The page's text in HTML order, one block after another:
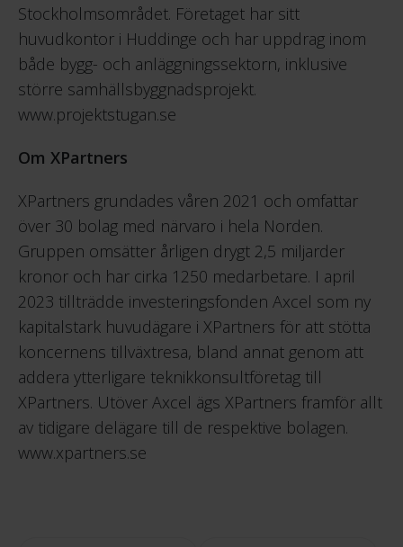
Stockholmsområdet. Företaget har sitt
huvudkontor i Huddinge och har uppdrag inom
både bygg- och anläggningssektorn, inklusive
större samhällsbyggnadsprojekt.
www.projektstugan.se
Om XPartners
XPartners grundades våren 2021 och omfattar
över 30 bolag med närvaro i hela Norden.
Gruppen omsätter årligen drygt 2,5 miljarder
kronor och har cirka 1250 medarbetare. I april
2023 tillträdde investeringsfonden Axcel som ny
kapitalstark huvudägare i XPartners för att stötta
koncernens tillväxtresa, bland annat genom att
addera ytterligare teknikkonsultföretag till
XPartners. Utöver Axcel ägs XPartners framför allt
av tidigare delägare till de respektive bolagen.
www.xpartners.se